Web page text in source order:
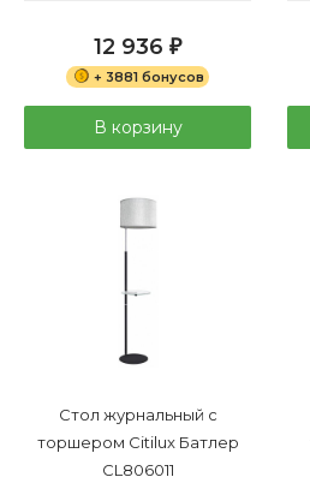
12 936 ₽
+ 3881 бонусов
В корзину
Стол журнальный с
торшером Citilux Батлер
CL806011